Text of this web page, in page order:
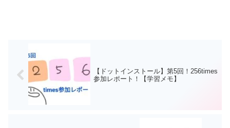
【ドットインストール】第5回！256times
参加レポート！【学習メモ】